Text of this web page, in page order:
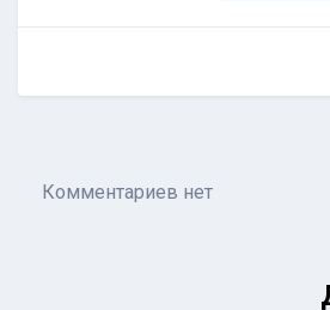
Комментариев нет